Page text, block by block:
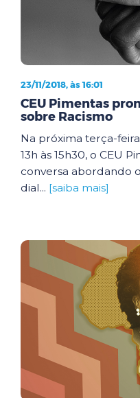
23/11/2018, às 16:01
CEU Pimentas
sobre Racismo
Na próxima terça-
13h às 15h30, o CEU
conversa abordando
dial... [saiba mais]